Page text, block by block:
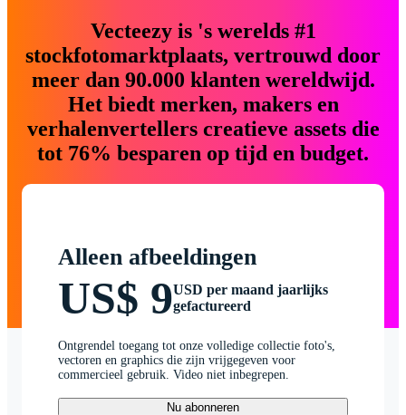
Vecteezy is 's werelds #1
stockfotomarktplaats, vertrouwd door
meer dan 90.000 klanten wereldwijd.
Het biedt merken, makers en
verhalenvertellers creatieve assets die
tot 76% besparen op tijd en budget.
Alleen afbeeldingen
US$ 9USD per maand jaarlijks
gefactureerd
Ontgrendel toegang tot onze volledige collectie foto's,
vectoren en graphics die zijn vrijgegeven voor
commercieel gebruik. Video niet inbegrepen.
Nu abonneren